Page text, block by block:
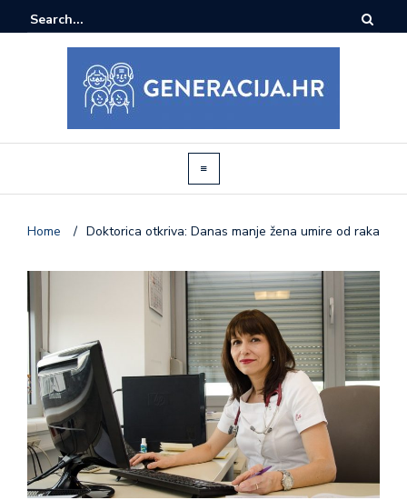
Home / Doktorica otkriva: Danas manje žena umire od raka